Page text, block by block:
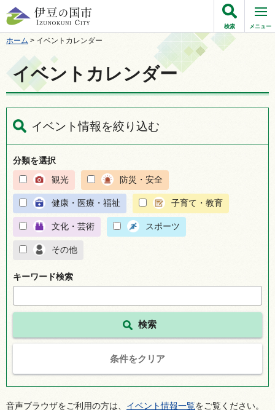
伊豆の国市
検索 メニュー
ホーム > イベントカレンダー
イベントカレンダー
イベント情報を絞り込む
分類を選択
観光
防災・安全
健康・医療・福祉 子育て・教育
文化・芸術 スポーツ
その他
キーワード検索
条件をクリア
音声ブラウザをご利用の方は、 イベント情報一覧をご覧ください。